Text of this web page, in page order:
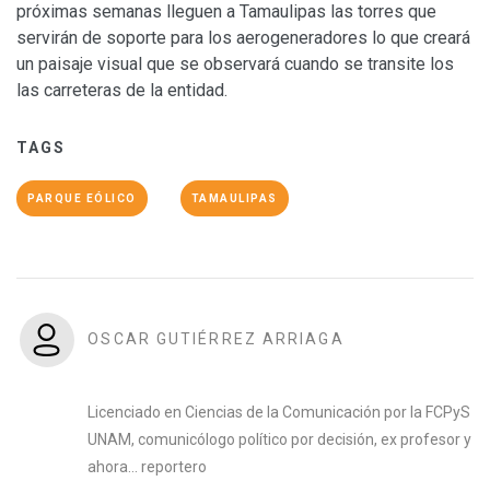
próximas semanas lleguen a Tamaulipas las torres que
servirán de soporte para los aerogeneradores lo que creará
un paisaje visual que se observará cuando se transite los
las carreteras de la entidad.
TAGS
PARQUE EÓLICO TAMAULIPAS
OSCAR GUTIÉRREZ ARRIAGA
Licenciado en Ciencias de la Comunicación por la FCPyS
UNAM, comunicólogo político por decisión, ex profesor y
ahora… reportero